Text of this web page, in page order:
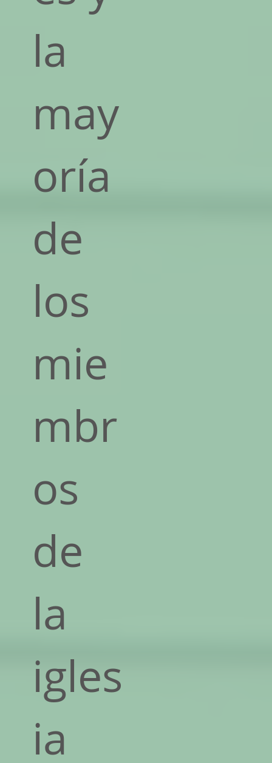
la
may
oría
de
los
mie
mbr
os
de
la
igles
ia